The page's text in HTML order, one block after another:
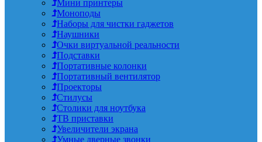
Мини принтеры
Моноподы
Наборы для чистки гаджетов
Наушники
Очки виртуальной реальности
Подставки
Портативные колонки
Портативный вентилятор
Проекторы
Стилусы
Столики для ноутбука
ТВ приставки
Увеличители экрана
Умные дверные звонки